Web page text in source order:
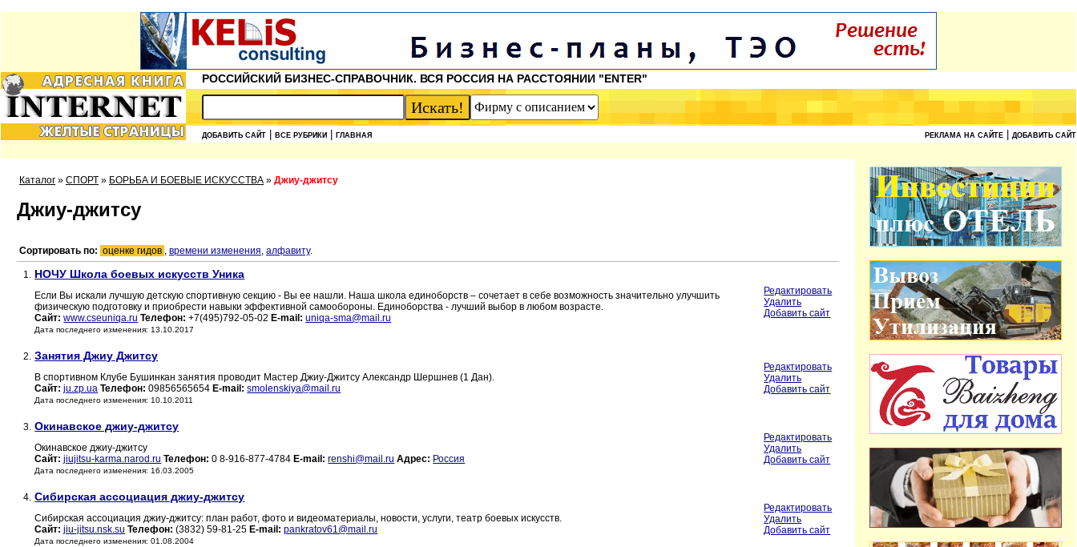
РОССИЙСКИЙ БИЗНЕС-СПРАВОЧНИК. ВСЯ РОССИЯ НА РАССТОЯНИИ "ENTER"
ДОБАВИТЬ САЙТ ВСЕ РУБРИКИ ГЛАВНАЯ РЕКЛАМА НА САЙТЕ ДОБАВИТЬ САЙТ
Каталог » СПОРТ » БОРЬБА И БОЕВЫЕ ИСКУССТВА » Джиу-джитсу
Джиу-джитсу
Сортировать по: оценке гидов , времени изменения, алфавиту.
1. НОЧУ Школа боевых искусств Уника
Если Вы искали лучшую детскую спортивную секцию - Вы ее нашли. Наша школа единоборств – сочетает в себе возможность значительно улучшить
физическую подготовку и приобрести навыки эффективной самообороны. Единоборства - лучший выбор в любом возрасте.
Сайт: www.cseuniqa.ru Телефон: +7(495)792-05-02 E-mail: uniqa-sma@mail.ru
Дата последнего изменения: 13.10.2017
Редактировать
Удалить
Добавить сайт
2. Занятия Джиу Джитсу
В спортивном Клубе Бушинкан занятия проводит Мастер Джиу-Джитсу Александр Шершнев (1 Дан).
Сайт: ju.zp.ua Телефон: 09856565654 E-mail: smolenskiya@mail.ru
Дата последнего изменения: 10.10.2011
Редактировать
Удалить
Добавить сайт
3. Окинавское джиу-джитсу
Окинавское джиу-джитсу
Сайт: jiujitsu-karma.narod.ru Телефон: 0 8-916-877-4784 E-mail: renshi@mail.ru Адрес: Россия
Дата последнего изменения: 16.03.2005
Редактировать
Удалить
Добавить сайт
4. Сибирская ассоциация джиу-джитсу
Сибирская ассоциация джиу-джитсу: план работ, фото и видеоматериалы, новости, услуги, театр боевых искусств.
Сайт: jiu-jitsu.nsk.su Телефон: (3832) 59-81-25 E-mail: pankratov61@mail.ru
Дата последнего изменения: 01.08.2004
Редактировать
Удалить
Добавить сайт